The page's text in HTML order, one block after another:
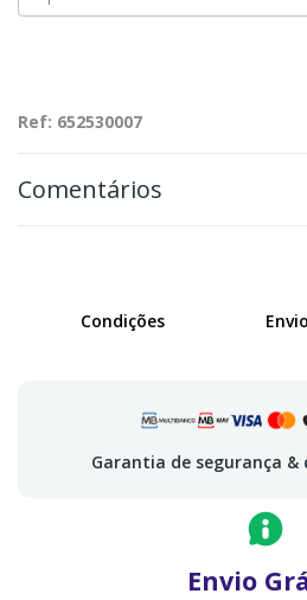
Ref: 652530007
Comentários
Condições
Garantia de segurança &
Envio